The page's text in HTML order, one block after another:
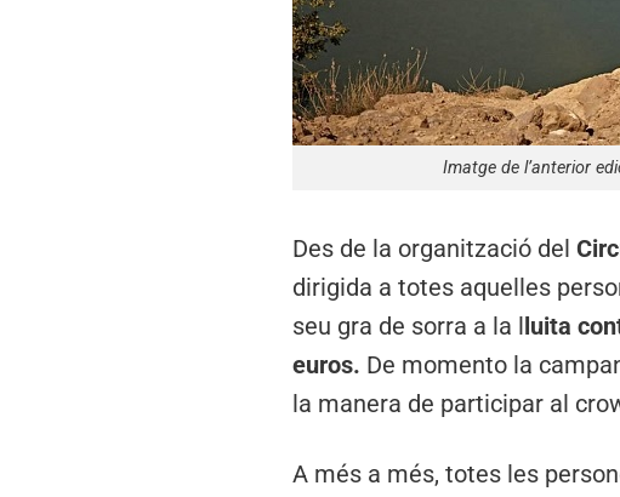
Imatge de l’anterior
Des de la organització del
dirigida a totes aquelles
seu gra de sorra a la lluita
euros. De momento la
la manera de participar al
A més a més, totes les